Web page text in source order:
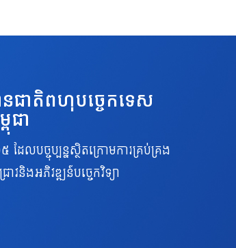
ជាតិពហុបច្ចេកទេស
ពុជា
ដែលបច្ចុប្បន្នស្ថិតក្រោមការគ្រប់គ្រង
វនិងអភិវឌ្ឍន៍បច្ចេកវិទ្យា